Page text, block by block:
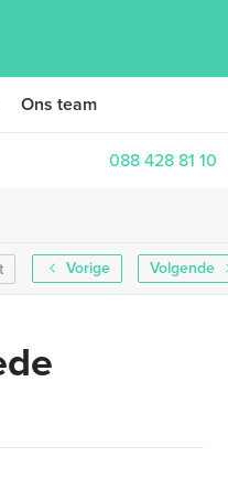
Ons team
088 428 81 10
Vorige
Volgende